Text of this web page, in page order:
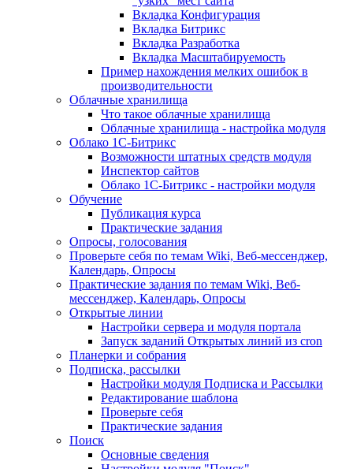
Вкладка Конфигурация
Вкладка Битрикс
Вкладка Разработка
Вкладка Масштабируемость
Пример нахождения мелких ошибок в
производительности
Облачные хранилища
Что такое облачные хранилища
Облачные хранилища - настройка модуля
Облако 1С-Битрикс
Возможности штатных средств модуля
Инспектор сайтов
Облако 1С-Битрикс - настройки модуля
Обучение
Публикация курса
Практические задания
Опросы, голосования
Проверьте себя по темам Wiki, Веб-мессенджер,
Календарь, Опросы
Практические задания по темам Wiki, Веб-
мессенджер, Календарь, Опросы
Открытые линии
Настройки сервера и модуля портала
Запуск заданий Открытых линий из cron
Планерки и собрания
Подписка, рассылки
Настройки модуля Подписка и Рассылки
Редактирование шаблона
Проверьте себя
Практические задания
Поиск
Основные сведения